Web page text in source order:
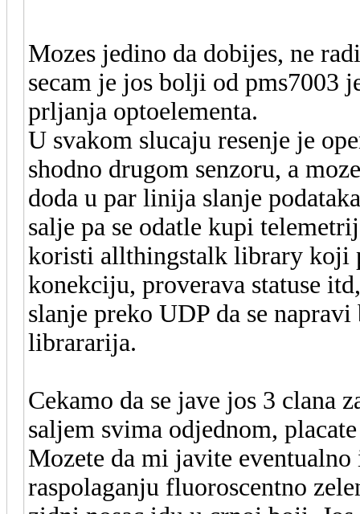
Mozes jedino da dobijes, ne
secam je jos bolji od pms7003
prljanja optoelementa.
U svakom slucaju resenje je
shodno drugom senzoru, a
doda u par linija slanje
salje pa se odatle kupi
koristi allthingstalk library koji
konekciju, proverava statuse
slanje preko UDP da se
librararija.
Cekamo da se jave jos 3 clana
saljem svima odjednom,
Mozete da mi javite
raspolaganju fluoroscentno